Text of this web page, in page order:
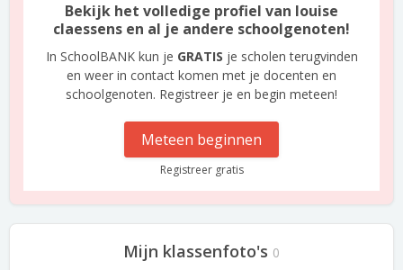
Bekijk het volledige profiel van louise
claessens en al je andere schoolgenoten!
In SchoolBANK kun je GRATIS je scholen terugvinden
en weer in contact komen met je docenten en
schoolgenoten. Registreer je en begin meteen!
Meteen beginnen
Registreer gratis
Mijn klassenfoto's 0